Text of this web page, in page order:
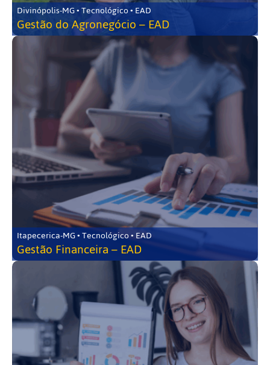
Divinópolis-MG • Tecnológico • EAD
Gestão do Agronegócio – EAD
Itapecerica-MG • Tecnológico • EAD
Gestão Financeira – EAD